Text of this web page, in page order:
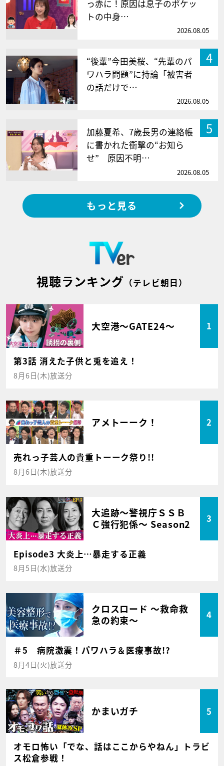
っ赤に！原因は息子のポケッ
トの中身…
2026.08.05
4
“後輩”今田美桜、“先輩のパ
ワハラ問題”に持論「被害者
の話だけで…
2026.08.05
5
加藤夏希、7歳長男の連絡帳
に書かれた衝撃の“お知ら
せ” 原因不明…
2026.08.05
もっと見る
視聴ランキング （テレビ朝日）
大空港～GATE24～ 1
第3話 消えた子供と兎を追え！
8月6日(木)放送分
アメトーーク！ 2
売れっ子芸人の貴重トーーク祭り!!
8月6日(木)放送分
大追跡～警視庁ＳＳＢ
Ｃ強行犯係～ Season2
3
Episode3 大炎上…暴走する正義
8月5日(水)放送分
クロスロード ～救命救
急の約束～
4
＃5 病院激震！パワハラ＆医療事故!?
8月4日(火)放送分
かまいガチ 5
オモロ怖い「でな、話はここからやねん」トラビ
ス松倉参戦！